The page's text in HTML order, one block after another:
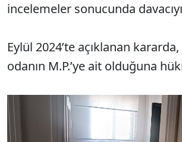
incelemeler sonucunda
Eylül 2024’te açıklanan
odanın M.P.’ye ait olduğuna